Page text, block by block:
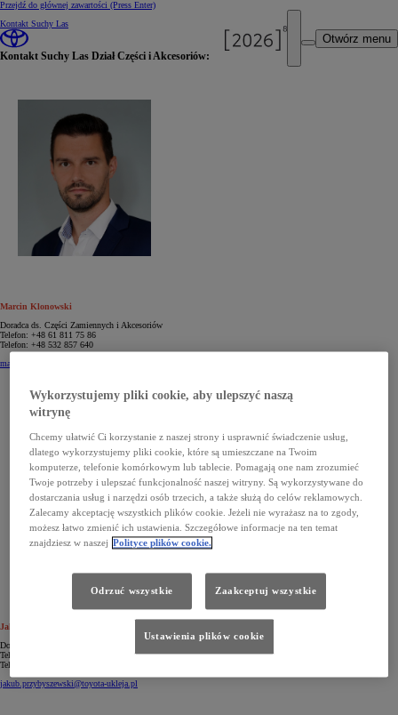
Przejdź do głównej zawartości (Press Enter)
Otwórz menu
Kontakt Suchy Las
Kontakt Suchy Las Dział Części i Akcesoriów:
Marcin Klonowski
Doradca ds. Części Zamiennych i Akcesoriów
Telefon: +48 61 811 75 86
Telefon: +48 532 857 640
marcin.klonowski@toyota-ukleja.pl
Jakub Przybyszewski
Doradca ds. Części Zamiennych i Akcesoriów
Telefon: +48 61 811 75 85
Telefon: +48 532 857 640
jakub.przybyszewski@toyota-ukleja.pl
Wykorzystujemy pliki cookie, aby ulepszyć naszą
witrynę
Chcemy ułatwić Ci korzystanie z naszej strony i usprawnić świadczenie usług,
dlatego wykorzystujemy pliki cookie, które są umieszczane na Twoim
komputerze, telefonie komórkowym lub tablecie. Pomagają one nam zrozumieć
Twoje potrzeby i ulepszać funkcjonalność naszej witryny. Są wykorzystywane do
dostarczania usług i narzędzi osób trzecich, a także służą do celów reklamowych.
Zalecamy akceptację wszystkich plików cookie. Jeżeli nie wyrażasz na to zgody,
możesz łatwo zmienić ich ustawienia. Szczegółowe informacje na ten temat
znajdziesz w naszej Polityce plików cookie.
Odrzuć wszystkie Zaakceptuj wszystkie
Ustawienia plików cookie